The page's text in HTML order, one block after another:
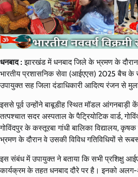
धनबाद : झारखंड में धनबाद जिले के भ्रमण के दौरान
भारतीय प्रशासनिक सेवा (आईएएस) 2025 बैच के
उपायुक्त सह जिला दंडाधिकारी आदित्य रंजन से
इससे पूर्व उन्होंने बाबूडीह स्थित मॉडल आंगनबाड़ी
तत्पश्चात सदर अस्पताल के पैट्रियोटिक वार्ड,
गोविंदपुर के कस्तूरबा गांधी बालिका विद्यालय,
भ्रमण के दौरान वे उसकी विविध गतिविधियों से
इस संबंध में उपायुक्त ने बताया कि सभी प्रशिक्षु
कार्यक्रम के तहत धनबाद दौरे पर है। इनको अलग-